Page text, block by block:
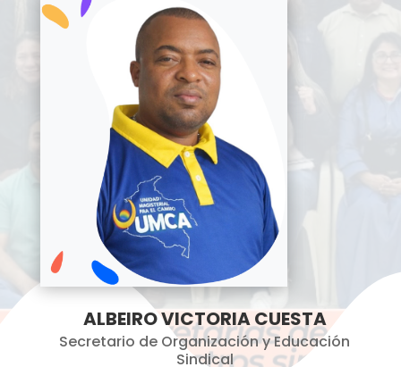
ALBEIRO VICTORIA CUESTA
Secretario de Organización y Educación
Sindical